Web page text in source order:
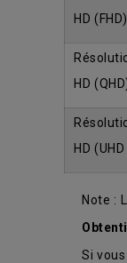
HD (FHD)
HD
HD (UHD
Note :
Si